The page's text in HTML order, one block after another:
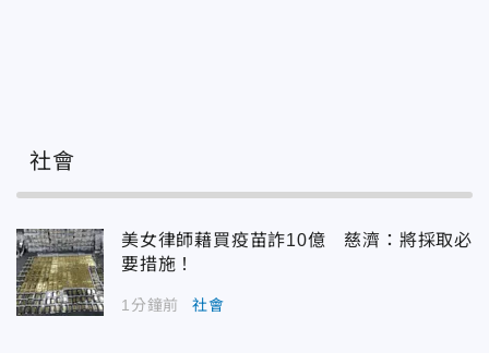
社會
美女律師藉買疫苗詐10億 慈濟：將採取必
要措施！
1分鐘前 社會